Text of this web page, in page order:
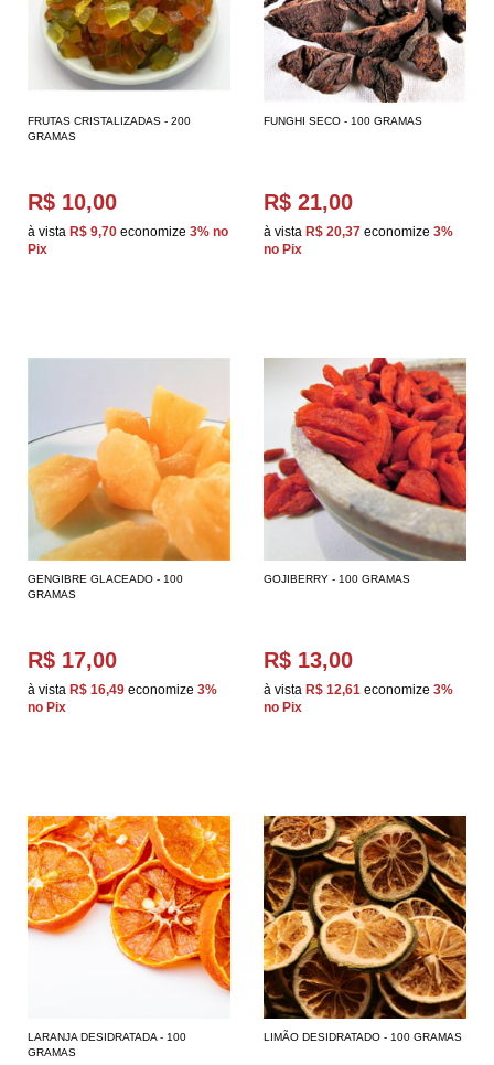
FRUTAS CRISTALIZADAS - 200
GRAMAS
R$ 10,00
à vista R$ 9,70 economize 3% no
Pix
FUNGHI SECO - 100 GRAMAS
R$ 21,00
à vista R$ 20,37 economize 3%
no Pix
GENGIBRE GLACEADO - 100
GRAMAS
R$ 17,00
à vista R$ 16,49 economize 3%
no Pix
GOJIBERRY - 100 GRAMAS
R$ 13,00
à vista R$ 12,61 economize 3%
no Pix
LARANJA DESIDRATADA - 100
GRAMAS
LIMÃO DESIDRATADO - 100 GRAMAS